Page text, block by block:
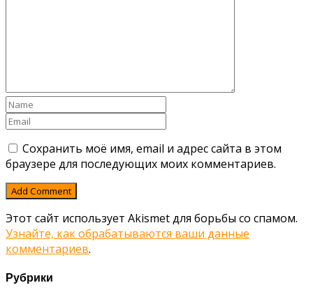
Сохранить моё имя, email и адрес сайта в этом
браузере для последующих моих комментариев.
Этот сайт использует Akismet для борьбы со спамом.
Узнайте, как обрабатываются ваши данные
комментариев.
Рубрики